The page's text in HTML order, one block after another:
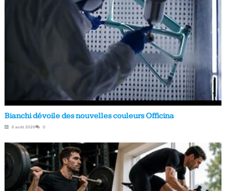
Bianchi dévoile des nouvelles couleurs Officina
6 août 2026 0